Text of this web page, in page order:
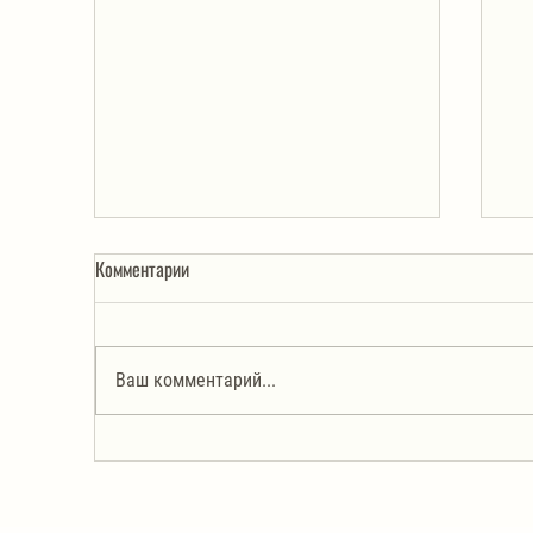
Соус из петрушки с арахисом.
Комментарии
Ваш комментарий...